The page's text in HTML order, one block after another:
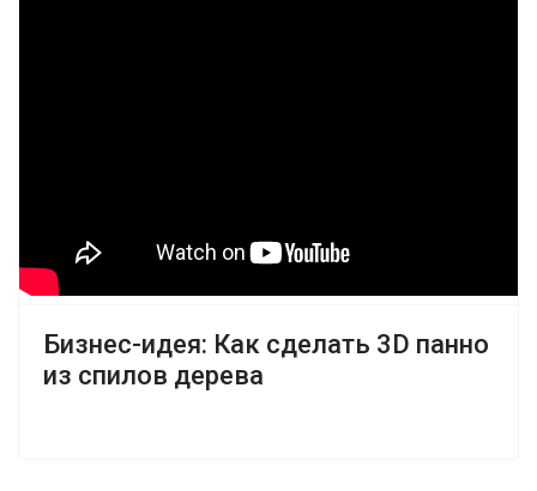
Бизнес-идея: Как сделать 3D панно
из спилов дерева